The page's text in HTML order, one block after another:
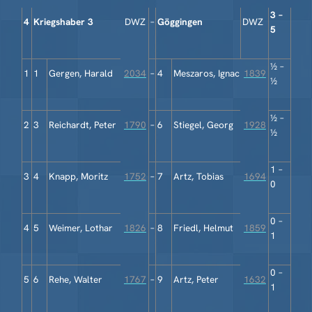
4 Kriegshaber 3 DWZ – Göggingen DWZ
3 –
5
1 1 Gergen, Harald 2034 – 4 Meszaros, Ignac 1839
½ –
½
2 3 Reichardt, Peter 1790 – 6 Stiegel, Georg 1928
½ –
½
3 4 Knapp, Moritz 1752 – 7 Artz, Tobias 1694
1 –
0
4 5 Weimer, Lothar 1826 – 8 Friedl, Helmut 1859
0 –
1
5 6 Rehe, Walter 1767 – 9 Artz, Peter 1632
0 –
1